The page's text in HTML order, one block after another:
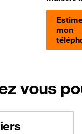
mon
vous